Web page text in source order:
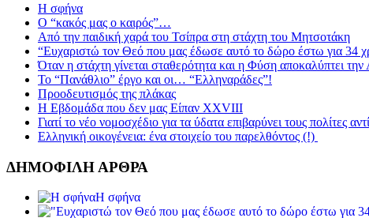
Η σφήνα
Ο “κακός μας ο καιρός”…
Από την παιδική χαρά του Τσίπρα στη στάχτη του Μητσοτάκη
“Ευχαριστώ τον Θεό που μας έδωσε αυτό το δώρο έστω για 34
Όταν η στάχτη γίνεται σταθερότητα και η Φύση αποκαλύπτει την
Το “Πανάθλιο” έργο και οι… “Ελληναράδες”!
Προοδευτισμός της πλάκας
Η Εβδομάδα που δεν μας Είπαν XXVIII
Γιατί το νέο νομοσχέδιο για τα ύδατα επιβαρύνει τους πολίτες
Ελληνική οικογένεια: ένα στοιχείο του παρελθόντος (!)
ΔΗΜΟΦΙΛΗ ΑΡΘΡΑ
Η σφήνα